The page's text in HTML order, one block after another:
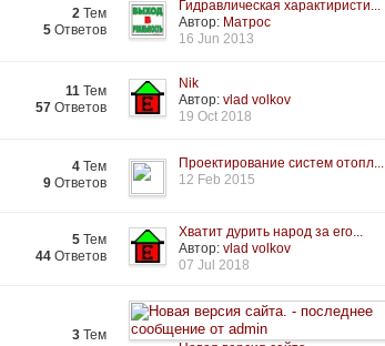
2 Тем
5 Ответов
Гидравлическая характиристи...
Автор: Матрос
16 Jun 2013
11 Тем
57 Ответов
Nik
Автор:vlad volkov
19 Oct 2018
4 Тем
9 Ответов
Проектирование систем отопл...
12 Feb 2015
5 Тем
44 Ответов
Хватит дурить народ за его...
Автор:vlad volkov
07 Jul 2018
3 Тем